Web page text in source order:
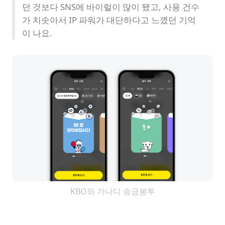
던 것보다 SNS에 바이럴이 많이 됐고, 사용 건수
가 치솟아서 IP 파워가 대단하다고 느꼈던 기억
이 나요.
KBO와 가나디 송금봉투